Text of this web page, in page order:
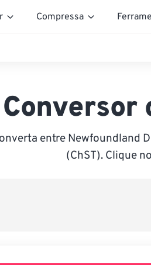
Compressa
Conversor
entre Newfoundland
(ChST). Clique